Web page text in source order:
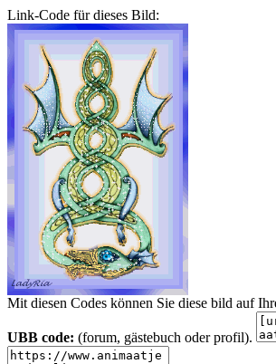
Link-Code für dieses Bild:
Mit diesen Codes können Sie diese bild auf
UBB code: (forum, gästebuch oder profil).